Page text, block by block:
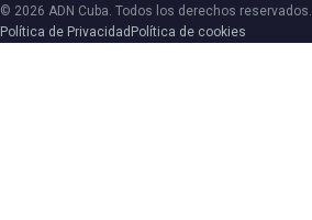
© 2026 ADN Cuba. Todos los derechos reservados.
Política de Privacidad Política de cookies